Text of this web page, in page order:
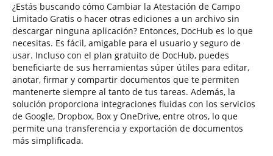
¿Estás buscando cómo Cambiar la Atestación de Campo
Limitado Gratis o hacer otras ediciones a un archivo sin
descargar ninguna aplicación? Entonces, DocHub es lo que
necesitas. Es fácil, amigable para el usuario y seguro de
usar. Incluso con el plan gratuito de DocHub, puedes
beneficiarte de sus herramientas súper útiles para editar,
anotar, firmar y compartir documentos que te permiten
mantenerte siempre al tanto de tus tareas. Además, la
solución proporciona integraciones fluidas con los servicios
de Google, Dropbox, Box y OneDrive, entre otros, lo que
permite una transferencia y exportación de documentos
más simplificada.